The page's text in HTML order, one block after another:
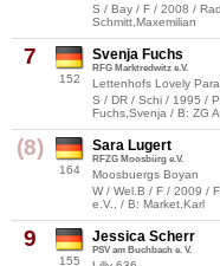
S / Bay / F / 2008 /
Schmitt,Maxemilian
7
152
Svenja Fuchs
RFG Marktredwitz e.V.
Lettenhofs Lovely
S / DR / Schi / 1995 /
Fuchs,Svenja / B: ZG
(8)
164
Sara Lugert
RFZG Moosbürg e.V.
Moosbuergs Boyan
W / Wel.B / F / 2009 /
e.V., / B: Market,Karl
9
155
Jessica Scherr
PSV am Buchbach e. V.